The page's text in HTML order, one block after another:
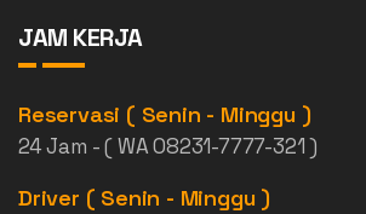
JAM KERJA
Reservasi ( Senin - Minggu )
24 Jam - ( WA 08231-7777-321 )
Driver ( Senin - Minggu )